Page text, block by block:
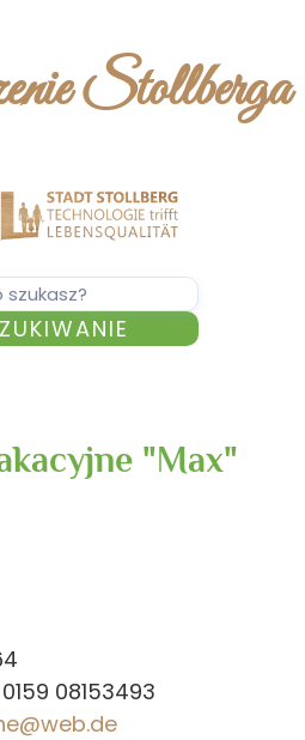
Stollberga
"Max"
08153493